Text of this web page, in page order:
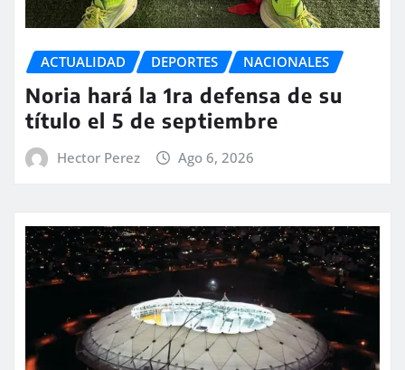
ACTUALIDAD DEPORTES NACIONALES
Noria hará la 1ra defensa de su
título el 5 de septiembre
Hector Perez Ago 6, 2026